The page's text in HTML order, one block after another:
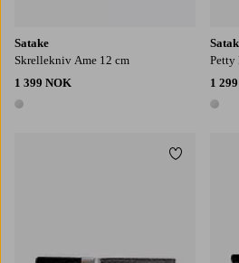
Satake
Skrellekniv Ame 12 cm
1 399 NOK
1 farge
Petty
1
1 farge
Legg til